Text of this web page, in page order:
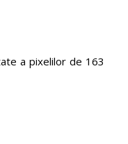
a pixelilor de 163